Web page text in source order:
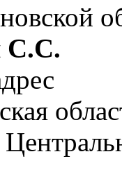
C.C.